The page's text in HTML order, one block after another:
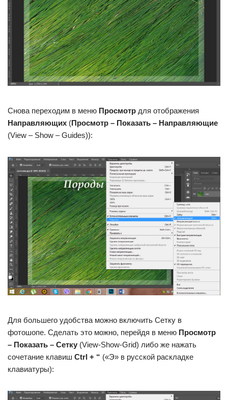
Снова переходим в меню Просмотр для отображения
Направляющих (Просмотр – Показать – Направляющие
(View – Show – Guides)):
Для большего удобства можно включить Сетку в
фотошопе. Сделать это можно, перейдя в меню Просмотр
– Показать – Сетку (View-Show-Grid) либо же нажать
сочетание клавиш Ctrl + “ («Э» в русской раскладке
клавиатуры):